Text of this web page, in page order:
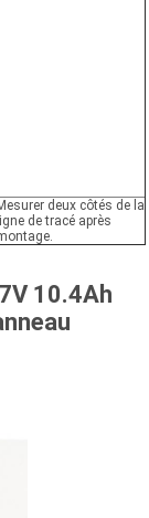
deux côtés de la
ligne de tracé après
10.4Ah